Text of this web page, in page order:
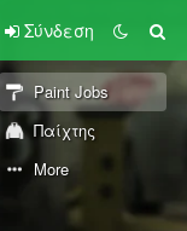
Σύνδεση
Paint Jobs
Παίχτης
More